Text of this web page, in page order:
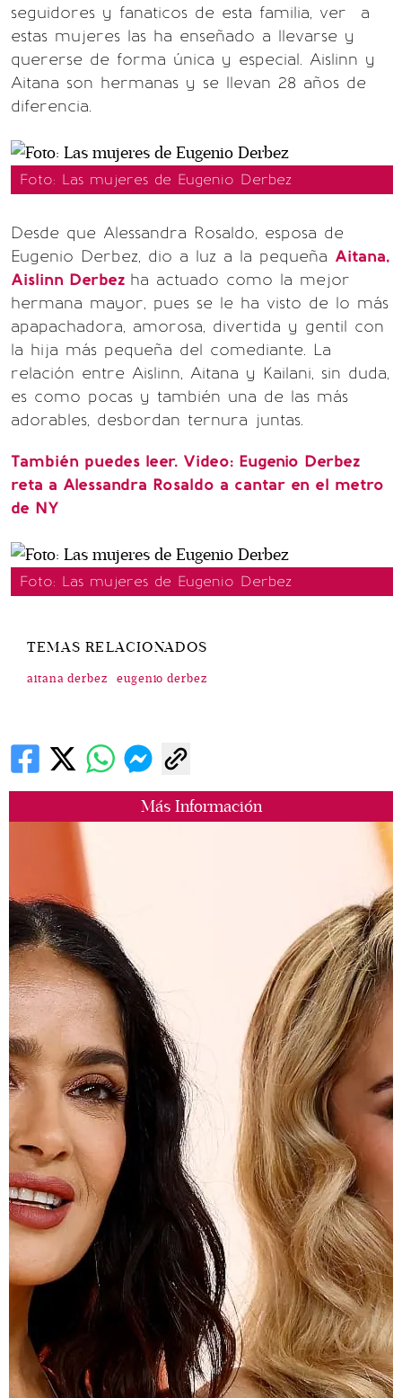
Más Información
seguidores y fanaticos de esta familia, ver a
estas mujeres las ha enseñado a llevarse y
quererse de forma única y especial. Aislinn y
Aitana son hermanas y se llevan 28 años de
diferencia.
Foto: Las mujeres de Eugenio Derbez
Desde que Alessandra Rosaldo, esposa de
Eugenio Derbez, dio a luz a la pequeña Aitana,
Aislinn Derbez ha actuado como la mejor
hermana mayor, pues se le ha visto de lo más
apapachadora, amorosa, divertida y gentil con
la hija más pequeña del comediante. La
relación entre Aislinn, Aitana y Kailani, sin duda,
es como pocas y también una de las más
adorables, desbordan ternura juntas.
También puedes leer. Video: Eugenio Derbez
reta a Alessandra Rosaldo a cantar en el metro
de NY
Foto: Las mujeres de Eugenio Derbez
TEMAS RELACIONADOS
aitana derbez eugenio derbez